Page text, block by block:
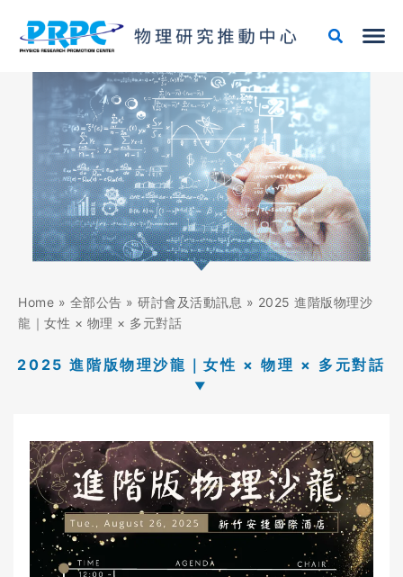
Home » 全部公告 » 研討會及活動訊息 » 2025 進階版物理沙
龍｜女性 × 物理 × 多元對話
2025 進階版物理沙龍｜女性 × 物理 × 多元對話